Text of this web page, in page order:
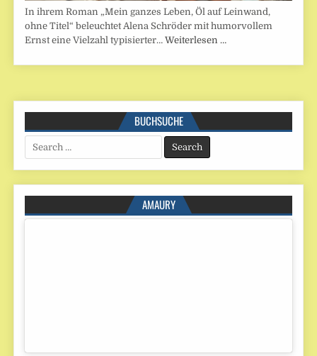
In ihrem Roman „Mein ganzes Leben, Öl auf Leinwand,
ohne Titel“ beleuchtet Alena Schröder mit humorvollem
Ernst eine Vielzahl typisierter…Weiterlesen …
BUCHSUCHE
Search
for:
AMAURY